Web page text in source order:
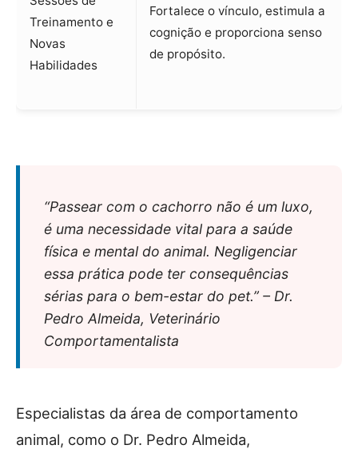
Treinamento e
Novas
Habilidades
Fortalece o vínculo, estimula a
cognição e proporciona senso
de propósito.
“Passear com o cachorro não é um luxo,
é uma necessidade vital para a saúde
física e mental do animal. Negligenciar
essa prática pode ter consequências
sérias para o bem-estar do pet.” – Dr.
Pedro Almeida, Veterinário
Comportamentalista
Especialistas da área de comportamento
animal, como o Dr. Pedro Almeida,